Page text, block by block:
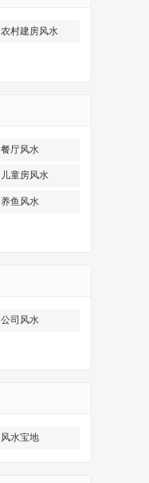
农村建房风水
餐厅风水
儿童房风水
养鱼风水
公司风水
风水宝地